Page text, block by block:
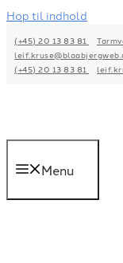
Hop til indhold
(+45) 20 13 83 81
(+45) 20 13 83 81
Menu